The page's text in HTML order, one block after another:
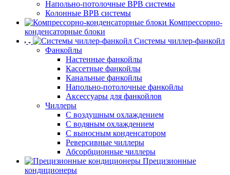
Напольно-потолочные ВРВ системы
Колонные ВРВ системы
Компрессорно-
конденсаторные блоки
Системы чиллер-фанкойл
Фанкойлы
Настенные фанкойлы
Кассетные фанкойлы
Канальные фанкойлы
Напольно-потолочные фанкойлы
Аксессуары для фанкойлов
Чиллеры
С воздушным охлаждением
С водяным охлаждением
С выносным конденсатором
Реверсивные чиллеры
Абсорбционные чиллеры
Прецизионные
кондиционеры